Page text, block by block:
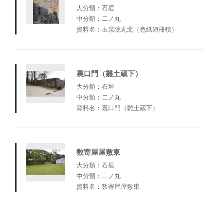
大分類：石垣
中分類：二ノ丸
資料名：玉泉院丸北（色紙短冊積）
裏口門（雛土蔵下）
大分類：石垣
中分類：二ノ丸
資料名：裏口門（雛土蔵下）
数寄屋屋敷東
大分類：石垣
中分類：二ノ丸
資料名：数寄屋屋敷東